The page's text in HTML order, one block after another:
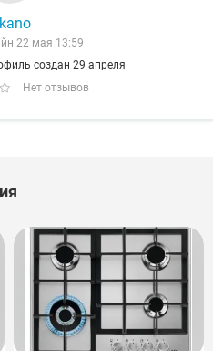
22 мая 13:59
создан 29 апреля
Нет отзывов